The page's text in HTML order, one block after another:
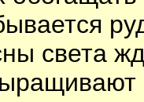
света